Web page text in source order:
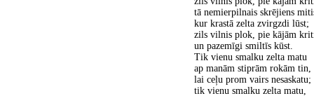
tā nemierpilnais skrējiens
kur krastā zelta zvirgzdi lūst;
zils vilnis plok, pie kājām
un pazemīgi smiltīs kūst.
Tik vienu smalku zelta matu
ap manām stiprām rokām tin,
lai ceļu prom vairs nesaskatu;
tik vienu smalku zelta matu,